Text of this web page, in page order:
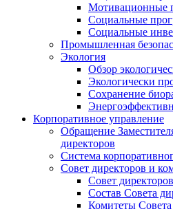
Мотивационные
Социальные
Социальные
Промышленная
Экология
Обзор
Экологически
Сохранение
Корпоративное управление
Обращение
директоров
Система
Совет директоров и
Совет директоров
Состав Совета
Комитеты Совета